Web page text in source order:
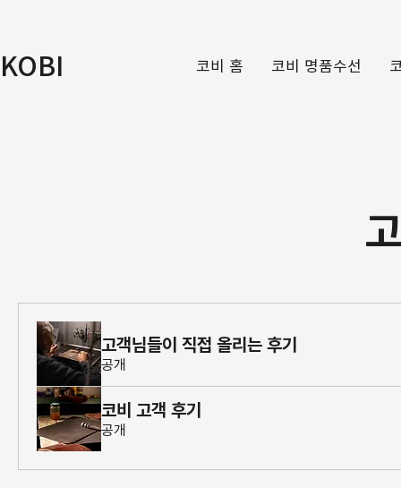
KOBI 코비 홈 코비 명품수선
고객님들이 직접 올리는 후기
공개
코비 고객 후기
공개